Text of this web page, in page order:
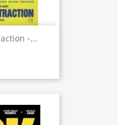
-...